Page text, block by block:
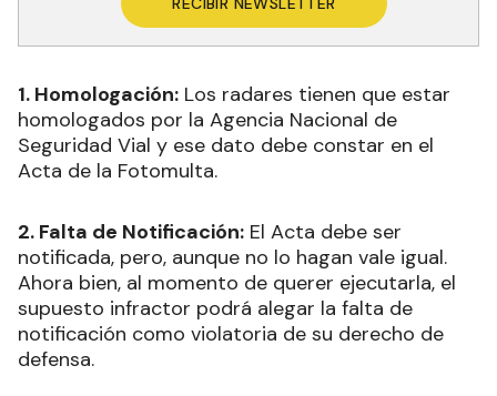
1. Homologación: Los radares tienen que estar
homologados por la Agencia Nacional de
Seguridad Vial y ese dato debe constar en el
Acta de la Fotomulta.
2. Falta de Notificación: El Acta debe ser
notificada, pero, aunque no lo hagan vale igual.
Ahora bien, al momento de querer ejecutarla, el
supuesto infractor podrá alegar la falta de
notificación como violatoria de su derecho de
defensa.